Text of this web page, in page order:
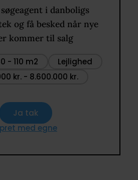
i danboligs
og få besked når nye
kommer til salg
- 110 m2
Lejlighed
kr. - 8.600.000 kr.
Ja tak
med egne